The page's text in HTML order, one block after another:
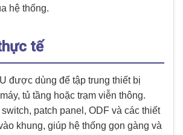
hệ thống.
tế
được dùng để tập trung thiết bị
tủ tầng hoặc trạm viễn thông.
patch panel, ODF và các thiết
khung, giúp hệ thống gọn gàng và